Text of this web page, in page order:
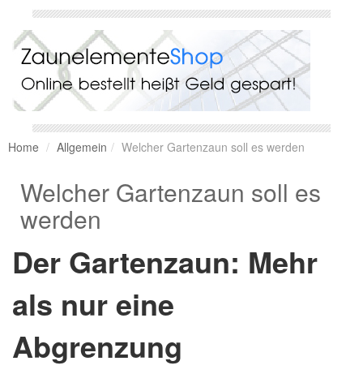
Home Allgemein Welcher Gartenzaun soll es werden
Welcher Gartenzaun soll es
werden
Der Gartenzaun: Mehr
als nur eine
Abgrenzung